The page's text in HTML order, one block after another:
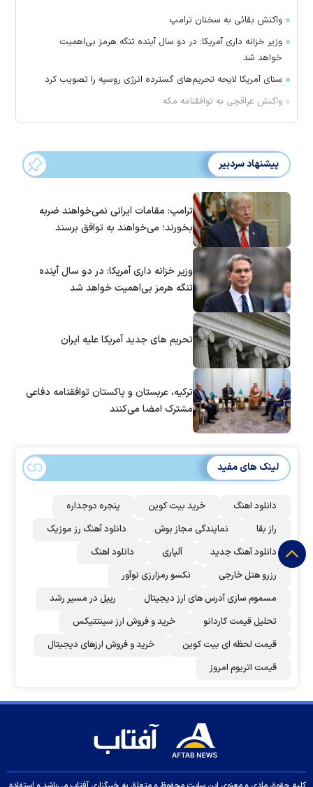
واکنش بقائی به سخنان ترامپ
وزیر خزانه داری آمریکا: در دو سال آینده تنگه هرمز بی‌اهمیت
خواهد شد
سنای آمریکا لایحه تحریم‌های گسترده انرژی روسیه را تصویب کرد
واکنش عراقچی به توافقنامه مکه
پیشنهاد سردبیر
ترامپ: مقامات ایرانی نمی‌خواهند ضربه
بخورند؛ می‌خواهند به توافق برسند
وزیر خزانه داری آمریکا: در دو سال آینده
تنگه هرمز بی‌اهمیت خواهد شد
تحریم های جدید آمریکا علیه ایران
ترکیه، عربستان و پاکستان توافقنامه دفاعی
مشترک امضا می‌کنند
لینک های مفید
دانلود اهنگ خرید بیت کوین
پنجره دوجداره
راز بقا
نمایندگی مجاز بوش
دانلود آهنگ رز‌ موزیک
دانلود آهنگ جدید
آلپاری
دانلود اهنگ
رزرو هتل خارجی
نکسو رمزارزی نوآور
مسموم سازی آدرس های ارز دیجیتال
ریپل در مسیر رشد
تحلیل قیمت کاردانو
خرید و فروش ارز سینتتیکس
قیمت لحظه ای بیت کوین
خرید و فروش ارزهای دیجیتال
قیمت اتریوم امروز